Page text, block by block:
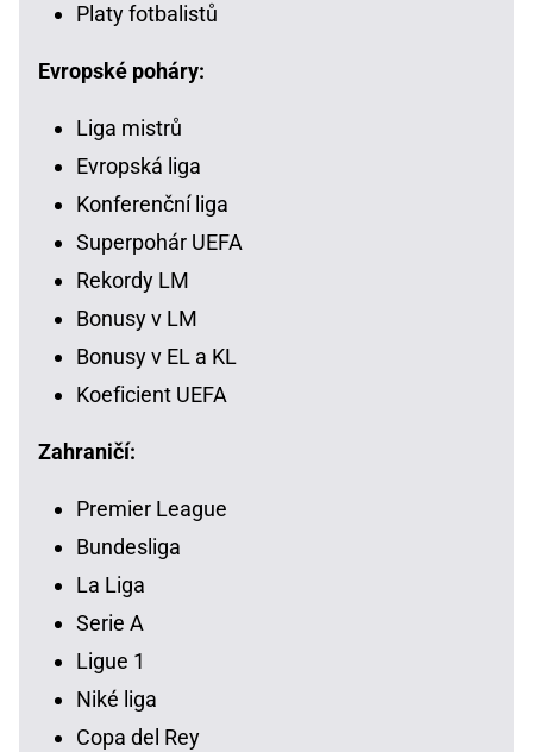
Platy fotbalistů
Evropské poháry:
Liga mistrů
Evropská liga
Konferenční liga
Superpohár UEFA
Rekordy LM
Bonusy v LM
Bonusy v EL a KL
Koeficient UEFA
Zahraničí:
Premier League
Bundesliga
La Liga
Serie A
Ligue 1
Niké liga
Copa del Rey